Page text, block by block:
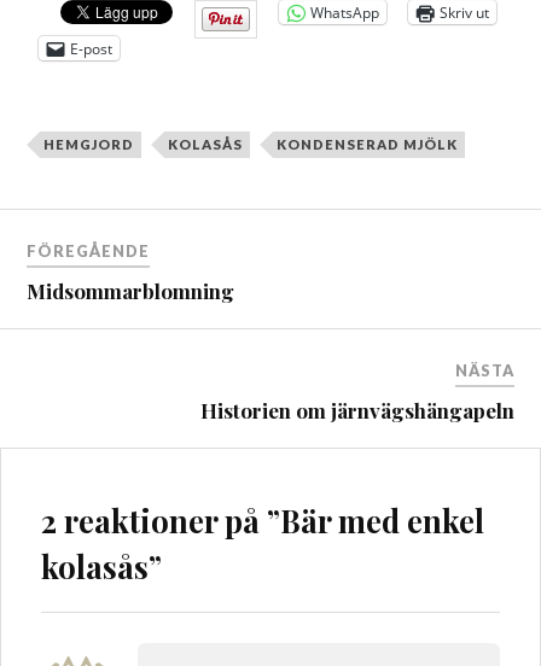
WhatsApp
Skriv ut
E-post
HEMGJORD KOLASÅS KONDENSERAD MJÖLK
Inläggsnavigering
FÖREGÅENDE
Midsommarblomning
NÄSTA
Historien om järnvägshängapeln
2 reaktioner på ”Bär med enkel
kolasås”